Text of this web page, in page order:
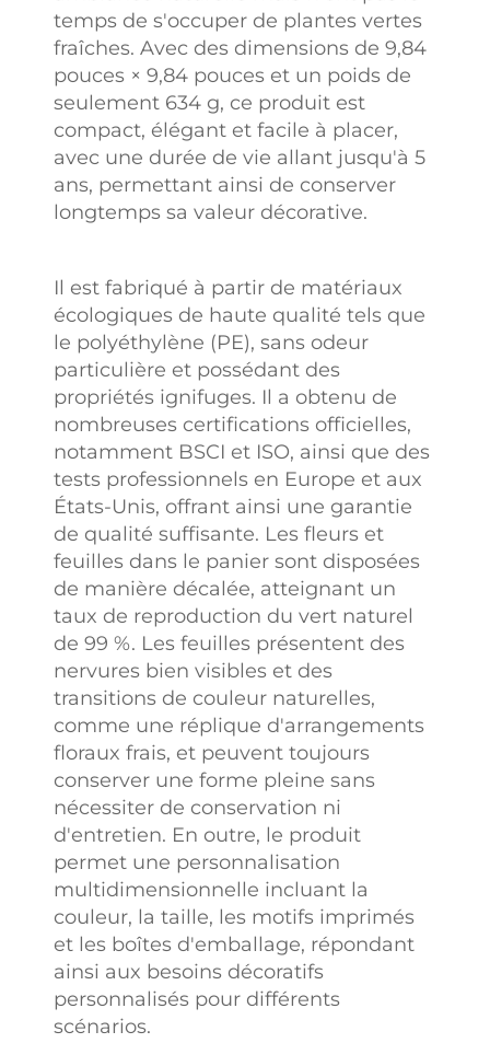
temps de s'occuper de plantes vertes
fraîches. Avec des dimensions de 9,84
pouces × 9,84 pouces et un poids de
seulement 634 g, ce produit est
compact, élégant et facile à placer,
avec une durée de vie allant jusqu'à 5
ans, permettant ainsi de conserver
longtemps sa valeur décorative.
Il est fabriqué à partir de matériaux
écologiques de haute qualité tels que
le polyéthylène (PE), sans odeur
particulière et possédant des
propriétés ignifuges. Il a obtenu de
nombreuses certifications officielles,
notamment BSCI et ISO, ainsi que des
tests professionnels en Europe et aux
États-Unis, offrant ainsi une garantie
de qualité suffisante. Les fleurs et
feuilles dans le panier sont disposées
de manière décalée, atteignant un
taux de reproduction du vert naturel
de 99 %. Les feuilles présentent des
nervures bien visibles et des
transitions de couleur naturelles,
comme une réplique d'arrangements
floraux frais, et peuvent toujours
conserver une forme pleine sans
nécessiter de conservation ni
d'entretien. En outre, le produit
permet une personnalisation
multidimensionnelle incluant la
couleur, la taille, les motifs imprimés
et les boîtes d'emballage, répondant
ainsi aux besoins décoratifs
personnalisés pour différents
scénarios.